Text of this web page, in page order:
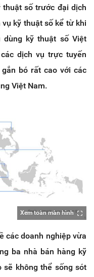
số trước đại dịch
kỹ thuật số kể từ khi
dùng kỹ thuật số Việt
dịch vụ trực tuyến
bó rất cao với các
Việt Nam.
Xem toàn màn hình
các doanh nghiệp vừa
ba nhà bán hàng kỹ
không thể sống sót